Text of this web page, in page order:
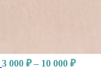
3 000 ₽ – 10 000 ₽